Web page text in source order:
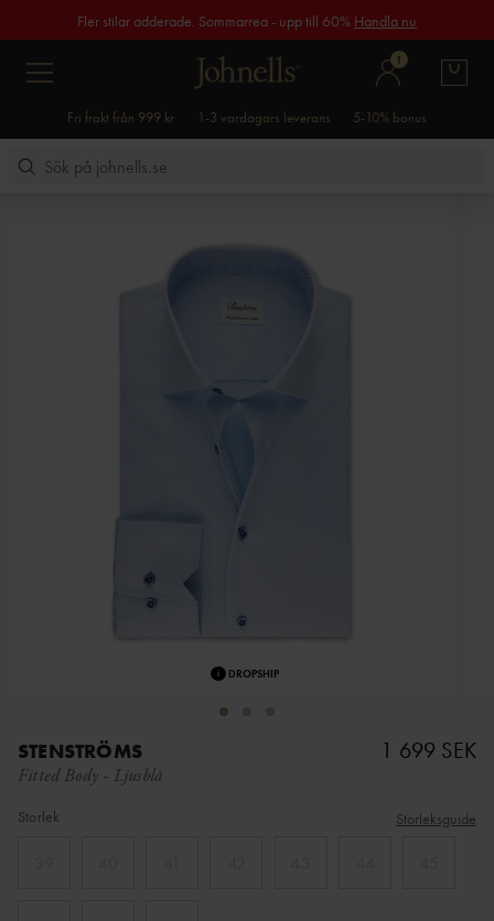
Fler stilar adderade. Sommarrea - upp till 60% Handla nu
1
Fri frakt från 999 kr 1-3 vardagars leverans 5-10% bonus
STENSTRÖMS
Fitted Body - Ljusblå
1 699 SEK
Storlek Storleksguide
i DROPSHIP